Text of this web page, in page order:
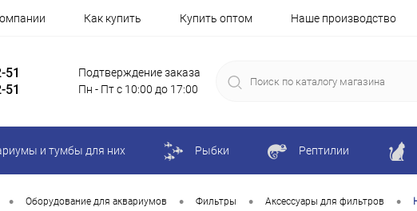
Как купить Купить оптом Наше производство
51
51
Подтверждение заказа
Пн - Пт с 10:00 до 17:00
и тумбы для них Рыбки Рептилии
• Оборудование для аквариумов • Фильтры • Аксессуары для фильтров •